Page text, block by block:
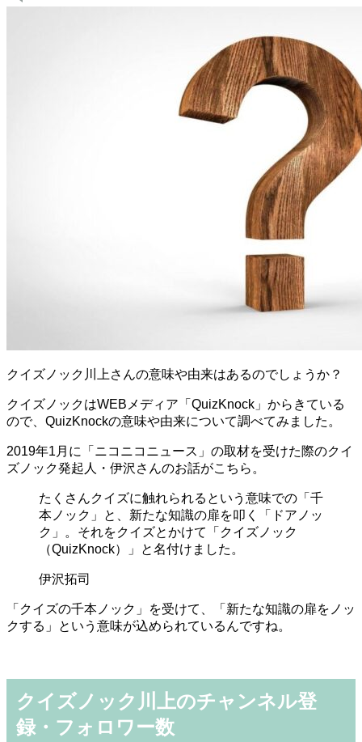
クイズノック川上さんの意味や由来はあるのでしょうか？
クイズノックはWEBメディア「QuizKnock」からきている
ので、QuizKnockの意味や由来について調べてみました。
2019年1月に「ニコニコニュース」の取材を受けた際のクイ
ズノック発起人・伊沢さんのお話がこちら。
たくさんクイズに触れられるという意味での「千
本ノック」と、新たな知識の扉を叩く「ドアノッ
ク」。それをクイズとかけて「クイズノック
（QuizKnock）」と名付けました。
伊沢拓司
「クイズの千本ノック」を受けて、「新たな知識の扉をノッ
クする」という意味が込められているんですね。
クイズノック川上のチャンネル登
録・フォロワー数